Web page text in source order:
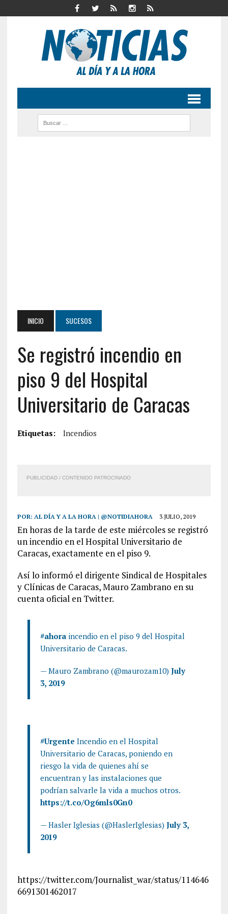
INICIO SUCESOS
Se registró incendio en
piso 9 del Hospital
Universitario de Caracas
Etiquetas: Incendios
PUBLICIDAD / CONTENIDO PATROCINADO
POR: AL DÍA Y A LA HORA | @NOTIDIAHORA 3 JULIO, 2019
En horas de la tarde de este miércoles se registró
un incendio en el Hospital Universitario de
Caracas, exactamente en el piso 9.
Así lo informó el dirigente Sindical de Hospitales
y Clínicas de Caracas, Mauro Zambrano en su
cuenta oficial en Twitter.
#ahoraincendio en el piso 9 del Hospital
Universitario de Caracas.
— Mauro Zambrano (@maurozam10) July
3, 2019
#Urgente Incendio en el Hospital
Universitario de Caracas, poniendo en
riesgo la vida de quienes ahí se
encuentran y las instalaciones que
podrían salvarle la vida a muchos otros.
https://t.co/Og6mls0Gn0
— Hasler Iglesias (@HaslerIglesias) July 3,
2019
https://twitter.com/Journalist_war/status/114646
6691301462017